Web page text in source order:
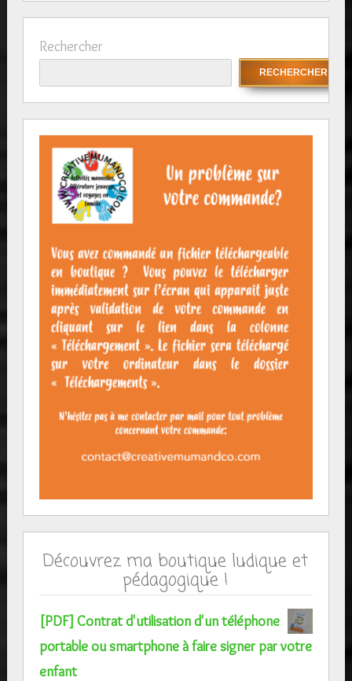
Rechercher
RECHERCHER
Découvrez ma boutique ludique et
pédagogique !
[PDF] Contrat d'utilisation d'un téléphone
portable ou smartphone à faire signer par votre
enfant